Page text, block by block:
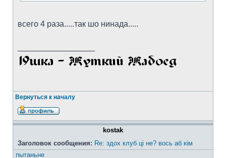
всего 4 раза.....так шо нинада.....
Вернуться к началу
kostak
Заголовок сообщения: Re: здох клуб ці не? вось аб кім
пытаньне